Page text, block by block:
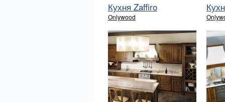
Кухня Zaffiro
Onlywood